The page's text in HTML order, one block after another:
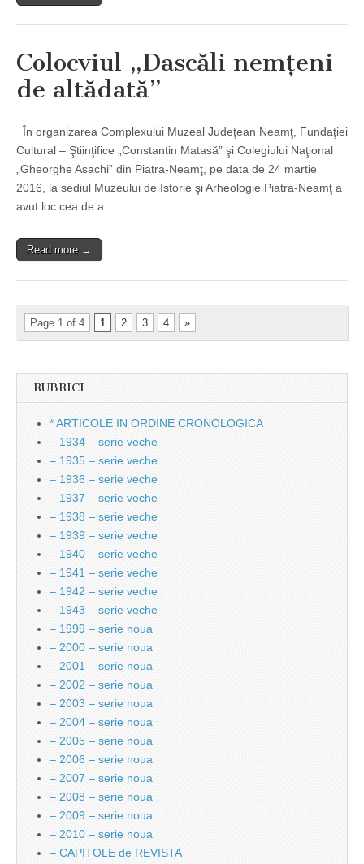
Colocviul „Dascăli nemţeni
de altădată”
În organizarea Complexului Muzeal Judeţean Neamţ, Fundaţiei
Cultural – Ştiinţifice „Constantin Matasă” şi Colegiului Naţional
„Gheorghe Asachi” din Piatra-Neamţ, pe data de 24 martie
2016, la sediul Muzeului de Istorie şi Arheologie Piatra-Neamţ a
avut loc cea de a…
Read more →
Page 1 of 4 1 2 3 4 »
RUBRICI
* ARTICOLE IN ORDINE CRONOLOGICA
– 1934 – serie veche
– 1935 – serie veche
– 1936 – serie veche
– 1937 – serie veche
– 1938 – serie veche
– 1939 – serie veche
– 1940 – serie veche
– 1941 – serie veche
– 1942 – serie veche
– 1943 – serie veche
– 1999 – serie noua
– 2000 – serie noua
– 2001 – serie noua
– 2002 – serie noua
– 2003 – serie noua
– 2004 – serie noua
– 2005 – serie noua
– 2006 – serie noua
– 2007 – serie noua
– 2008 – serie noua
– 2009 – serie noua
– 2010 – serie noua
– CAPITOLE de REVISTA